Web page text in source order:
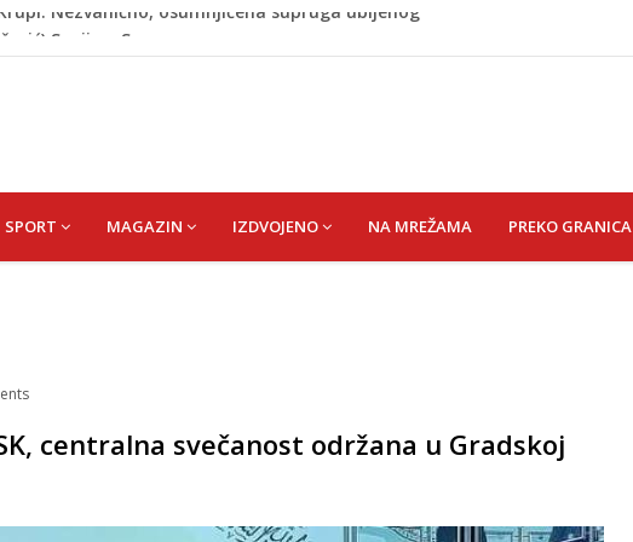
Senija – Sena
obilježavanja godišnjice: "Doživjela sam poniženje
sinu"
Nezvanično, osumnjičena supruga ubijenog
SPORT MAGAZIN IZDVOJENO NA MREŽAMA PREKO GRANICA
centralna svečanost održana u Gradskoj